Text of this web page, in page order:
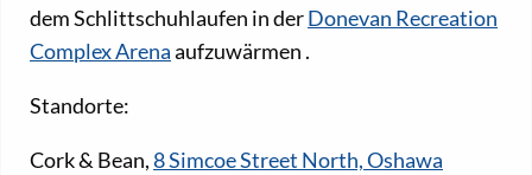
dem Schlittschuhlaufen in derDonevan Recreation
Complex Arenaaufzuwärmen .
Standorte:
Cork & Bean,8 Simcoe Street North, Oshawa